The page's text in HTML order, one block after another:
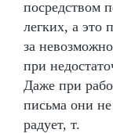
посредством
легких, а это
за
при
Даже при
письма они
радует, т.